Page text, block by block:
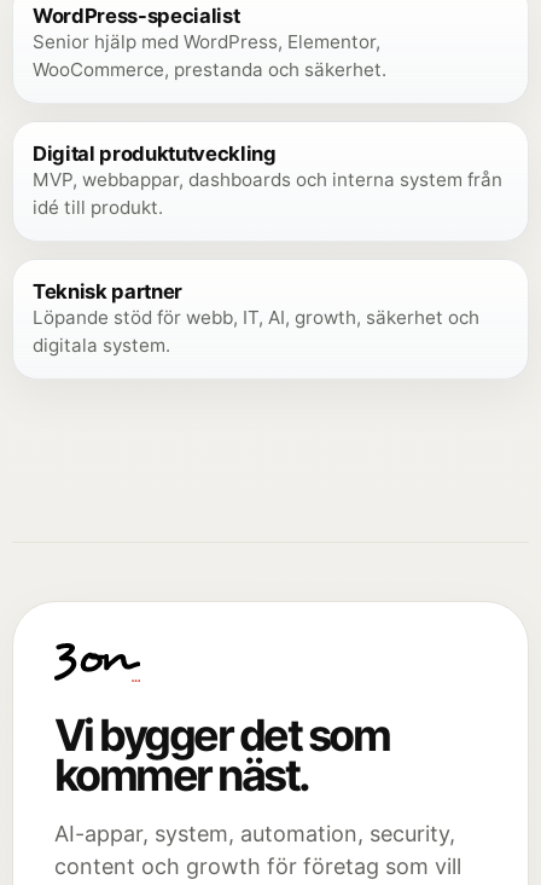
WordPress-specialist
Senior hjälp med WordPress, Elementor,
WooCommerce, prestanda och säkerhet.
Digital produktutveckling
MVP, webbappar, dashboards och interna system från
idé till produkt.
Teknisk partner
Löpande stöd för webb, IT, AI, growth, säkerhet och
digitala system.
Vi bygger det som
kommer näst.
AI-appar, system, automation, security,
content och growth för företag som vill